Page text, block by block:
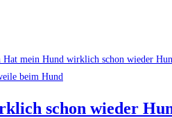
schon wieder